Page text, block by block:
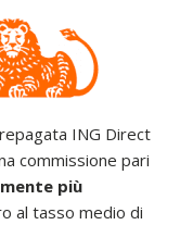
ING Direct
commissione pari
più
al tasso medio di